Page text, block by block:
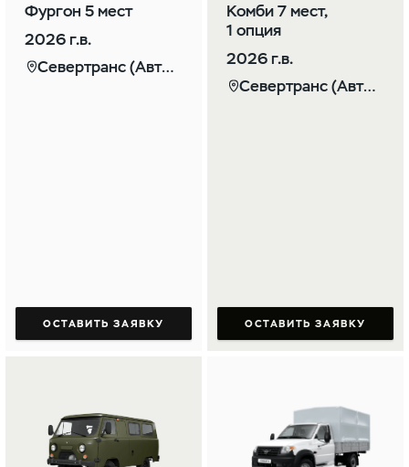
Фургон 5 мест
2026 г.в.
Севертранс (Автомаркет)
ОСТАВИТЬ ЗАЯВКУ
Комби 7 мест,
1 опция
2026 г.в.
Севертранс (Автомаркет)
ОСТАВИТЬ ЗАЯВКУ